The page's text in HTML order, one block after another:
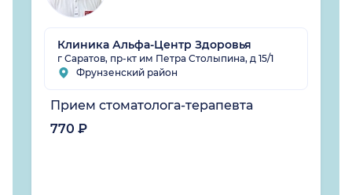
Клиника Альфа-Центр Здоровья
г Саратов, пр-кт им Петра Столыпина, д 15/1
Фрунзенский район
Прием стоматолога-терапевта
770 ₽